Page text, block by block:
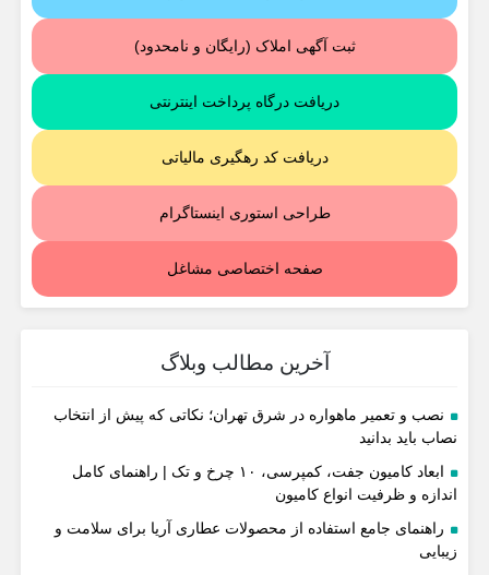
ثبت آگهی املاک (رایگان و نامحدود)
دریافت درگاه پرداخت اینترنتی
دریافت کد رهگیری مالیاتی
طراحی استوری اینستاگرام
صفحه اختصاصی مشاغل
آخرین مطالب وبلاگ
نصب و تعمیر ماهواره در شرق تهران؛ نکاتی که پیش از انتخاب
نصاب باید بدانید
ابعاد کامیون جفت، کمپرسی، ۱۰ چرخ و تک | راهنمای کامل
اندازه و ظرفیت انواع کامیون
راهنمای جامع استفاده از محصولات عطاری آریا برای سلامت و
زیبایی